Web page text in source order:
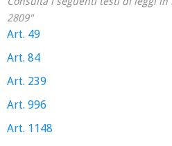
2809"
Art. 49
Art. 84
Art. 239
Art. 996
Art. 1148